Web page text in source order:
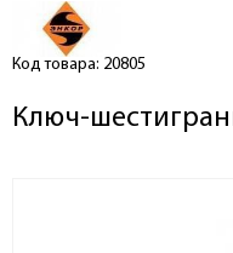
Код товара: 20805
Ключ-